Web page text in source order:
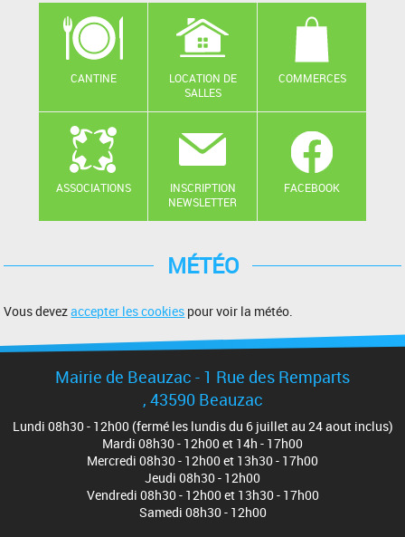
CANTINE
LOCATION DE
SALLES
COMMERCES
ASSOCIATIONS
INSCRIPTION
NEWSLETTER
FACEBOOK
MÉTÉO
Vous devezaccepter les cookies pour voir la météo.
Mairie de Beauzac - 1 Rue des Remparts
, 43590 Beauzac
Lundi 08h30 - 12h00 (fermé les lundis du 6 juillet au 24 aout inclus)
Mardi 08h30 - 12h00 et 14h - 17h00
Mercredi 08h30 - 12h00 et 13h30 - 17h00
Jeudi 08h30 - 12h00
Vendredi 08h30 - 12h00 et 13h30 - 17h00
Samedi 08h30 - 12h00